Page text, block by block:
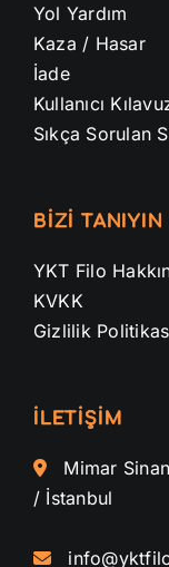
Yol Yardım
Kaza / Hasar
İade
Kullanıcı
Sıkça Sorulan
BİZİ TANIYIN
YKT Filo
KVKK
Gizlilik
İLETİŞİM
Mimar
/ İstanbul